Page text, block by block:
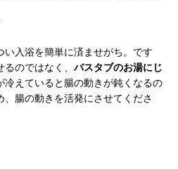
入浴を簡単に済ませがち。です
のではなく、 バスタブのお湯にじ
冷えていると腸の動きが鈍くなるの
腸の動きを活発にさせてくださ